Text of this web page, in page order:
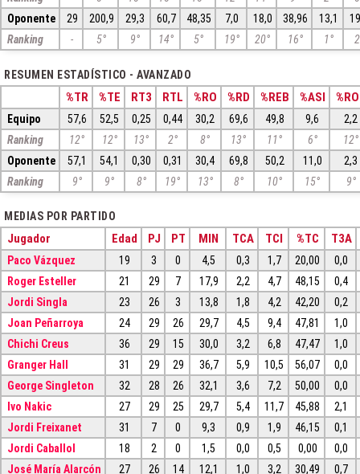
Oponente
29 200,9 29,3 60,7 48,35 7,0 18,0 38,96 13,1
Ranking
- 5° 9° 14° 5° 19° 20° 16° 1°
RESUMEN ESTADÍSTICO - AVANZADO
%TR %TE RT3 RTL %RO %RD %REB %ASI
Equipo 57,6 52,5 0,25 0,44 30,2 69,6 49,8 9,6
2,2
Ranking
12° 12° 13° 2° 8° 13° 11° 6°
12°
Oponente
57,1 54,1 0,30 0,31 30,4 69,8 50,2 11,0
2,3
Ranking
9° 9° 8° 19° 13° 8° 10° 15° 9°
MEDIAS POR PARTIDO
Jugador Edad PJ PT MIN TCA TCI %TC T3A
Paco Vázquez 19 3 0 4,5 0,3 1,7 20,00
0,0
Roger Esteller
21 29 7 17,9 2,2 4,7 48,15
0,4
Jordi Singla
23 26 3 13,8 1,8 4,2 42,20
0,2
Joan Peñarroya
24 29 26 29,7 4,5 9,4 47,81
1,0
Chichi Creus
36 29 15 30,0 3,2 6,8 47,47
1,0
Granger Hall
31 29 29 36,7 5,9 10,5 56,07
0,0
George Singleton
32 28 26 32,1 3,6 7,2 50,00
0,0
Ivo Nakic
27 29 25 29,7 5,4 11,7 45,88
2,1
Jordi Freixanet
31 7 0 9,3 0,9 1,9 46,15
0,1
Jordi Caballol
18 2 0 1,5 0,0 0,5 0,00
0,0
José María Alarcón
27 26 14 12,1 1,0 3,2 30,49 0,7